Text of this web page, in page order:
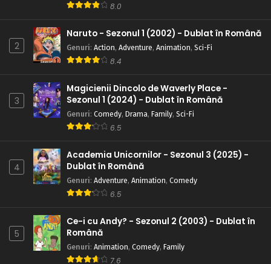
8.0
2
Naruto - Sezonul 1 (2002) - Dublat în Română
Genuri: Action, Adventure, Animation, Sci-Fi
8.4
3
Magicienii Dincolo de Waverly Place -
Sezonul 1 (2024) - Dublat în Română
Genuri: Comedy, Drama, Family, Sci-Fi
6.5
4
Academia Unicornilor - Sezonul 3 (2025) -
Dublat în Română
Genuri: Adventure, Animation, Comedy
6.5
5
Ce-i cu Andy? - Sezonul 2 (2003) - Dublat în
Română
Genuri: Animation, Comedy, Family
7.6